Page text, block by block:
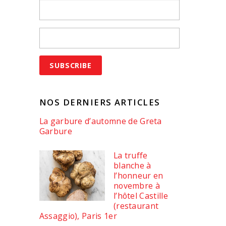
NOS DERNIERS ARTICLES
La garbure d’automne de Greta
Garbure
La truffe
blanche à
l’honneur en
novembre à
l’hôtel Castille
(restaurant
Assaggio), Paris 1er